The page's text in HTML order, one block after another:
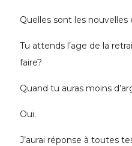
Quelles sont les nouvelles
Tu attends l’age de la
faire?
Quand tu auras moins
Oui.
J’aurai réponse à toutes